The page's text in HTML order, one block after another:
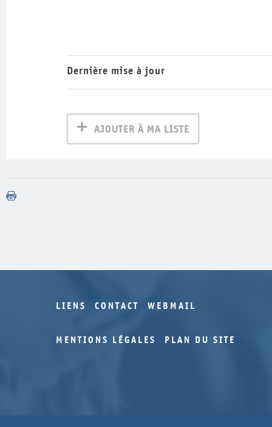
Dernière mise à jour
AJOUTER À MA LISTE
LIENS CONTACT WEBMAIL
MENTIONS LÉGALES PLAN DU SITE